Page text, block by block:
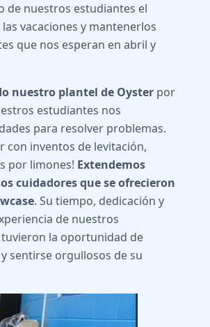
de nuestros estudiantes el
vacaciones y mantenerlos
que nos esperan en abril y
nuestro plantel de Oyster por
estudiantes nos
para resolver problemas.
con inventos de levitación,
por limones! Extendemos
cuidadores que se ofrecieron
. Su tiempo, dedicación y
de nuestros
la oportunidad de
sentirse orgullosos de su